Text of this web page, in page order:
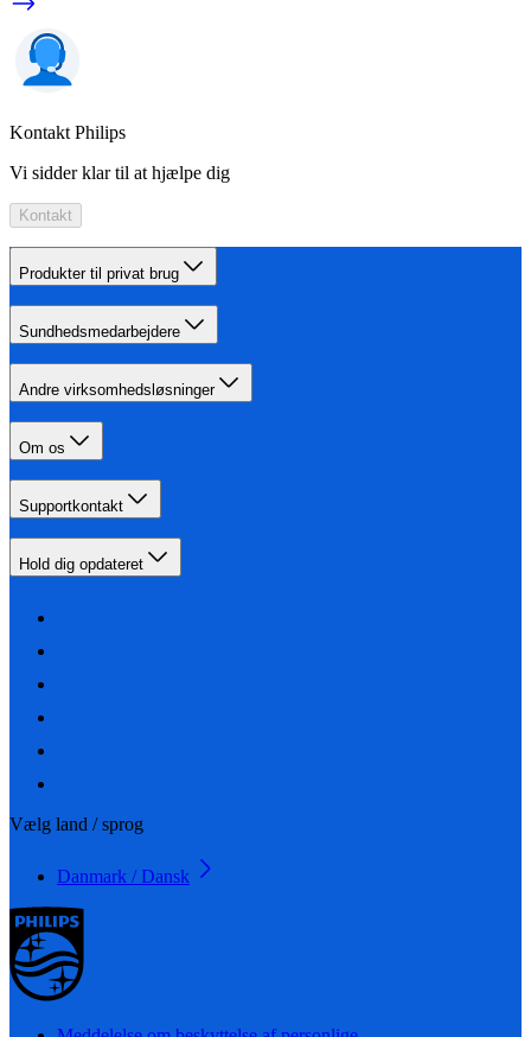
Kontakt Philips
Vi sidder klar til at hjælpe dig
Kontakt
Produkter til privat brug
Sundhedsmedarbejdere
Andre virksomhedsløsninger
Om os
Supportkontakt
Hold dig opdateret
Vælg land / sprog
Danmark / Dansk